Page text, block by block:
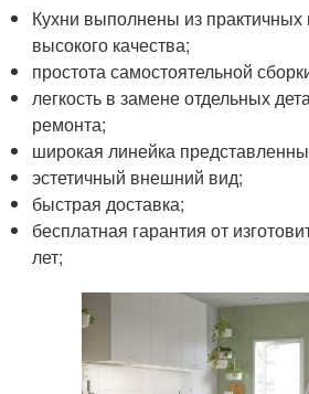
Кухни выполнены из практичных
высокого качества;
простота самостоятельной
легкость в замене отдельных
ремонта;
широкая линейка
эстетичный внешний вид;
быстрая доставка;
бесплатная гарантия от
лет;